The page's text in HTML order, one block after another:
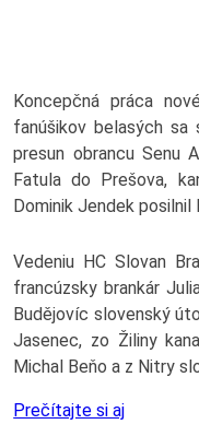
Koncepčná práca
fanúšikov belasých
presun obrancu Senu
Fatula do Prešova,
Dominik Jendek posilnil
Vedeniu HC Slovan
francúzsky brankár
Budějovíc slovenský
Jasenec, zo Žiliny
Michal Beňo a z Nitry
Prečítajte si aj